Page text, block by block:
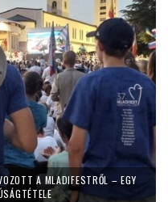
A MLADIFESTRŐL – EGY